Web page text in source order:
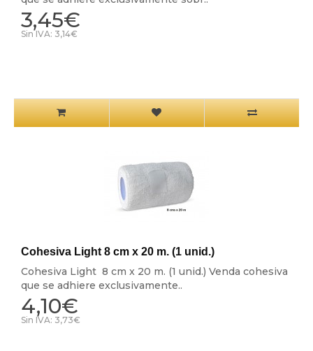
3,45€
Sin IVA: 3,14€
Cohesiva Light 8 cm x 20 m. (1 unid.)
Cohesiva Light 8 cm x 20 m. (1 unid.) Venda cohesiva
que se adhiere exclusivamente..
4,10€
Sin IVA: 3,73€